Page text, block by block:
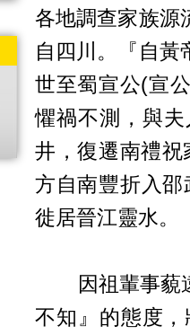
各地調查家族源
自四川。『自黃
世至蜀宣公(宣
懼禍不測，與
井，復遷南禮
方自南豐折入
徙居晉江靈水。
因祖輩事藐遠
不知』的態度